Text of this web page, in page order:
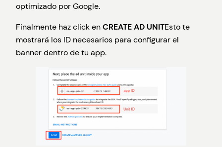
optimizado por Google.
Finalmente haz click enCREATE AD UNITEsto te
mostrará los ID necesarios para configurar el
banner dentro de tu app.